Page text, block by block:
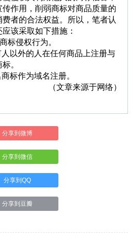
作用，削弱商标对商品质量的
者的合法权益。所以，笔者认
该采取如下措施：
标侵权行为。
以外的人在任何商品上注册与
。
标作为域名注册。
（文章来源于网络）
分享到微博
分享到微信
分享到QQ
分享到豆瓣